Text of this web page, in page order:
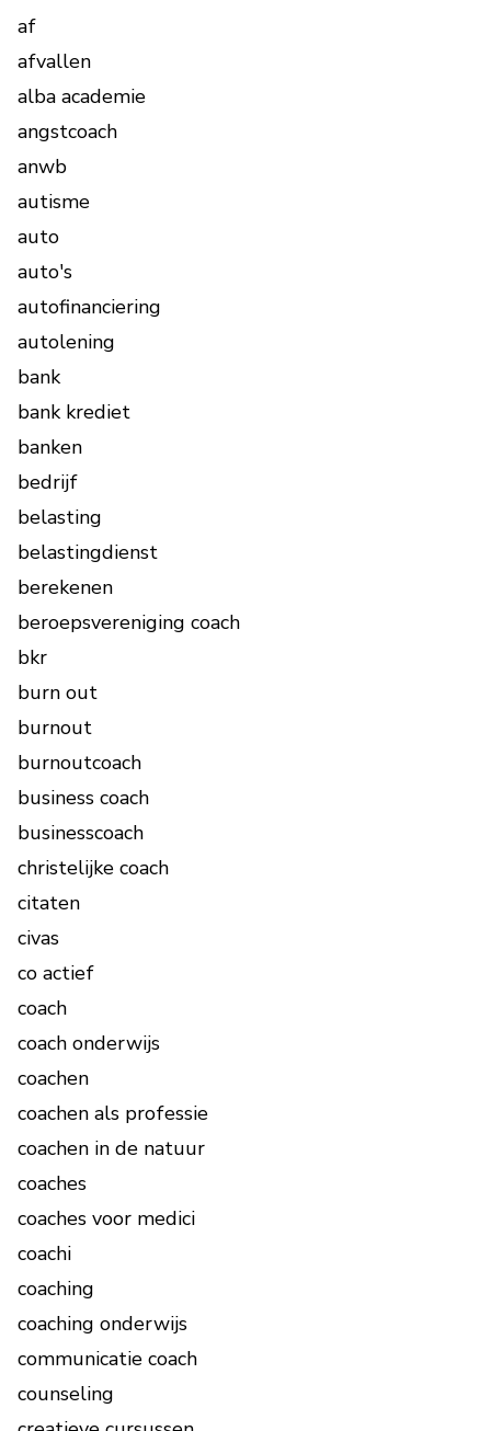
af
afvallen
alba academie
angstcoach
anwb
autisme
auto
auto's
autofinanciering
autolening
bank
bank krediet
banken
bedrijf
belasting
belastingdienst
berekenen
beroepsvereniging coach
bkr
burn out
burnout
burnoutcoach
business coach
businesscoach
christelijke coach
citaten
civas
co actief
coach
coach onderwijs
coachen
coachen als professie
coachen in de natuur
coaches
coaches voor medici
coachi
coaching
coaching onderwijs
communicatie coach
counseling